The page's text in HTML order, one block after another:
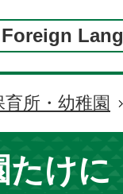
Foreign
育所・幼稚園
たけに